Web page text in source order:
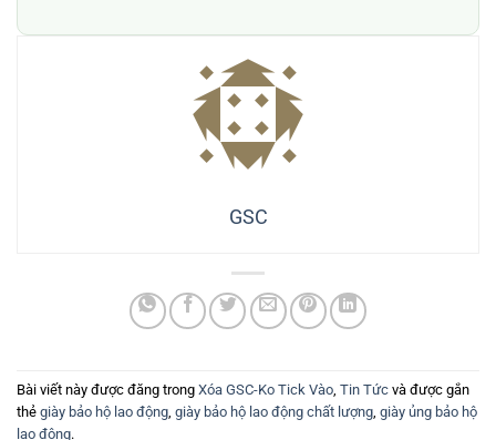
GSC
Bài viết này được đăng trong Xóa GSC-Ko Tick Vào Tin Tức và được gắn
thẻ giày bảo hộ lao động giày bảo hộ lao động chất lượng giày ủng bảo hộ
lao động.